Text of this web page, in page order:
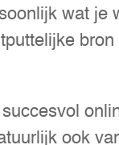
wat je
bron
ook